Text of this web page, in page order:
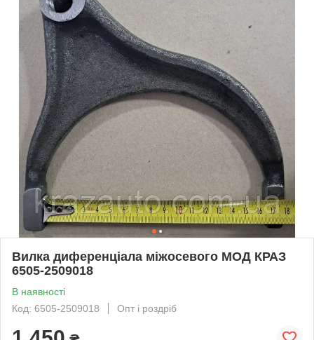
Вилка диференціала міжосевого МОД КРАЗ
6505-2509018
В наявності
Код: 6505-2509018
Опт і роздріб